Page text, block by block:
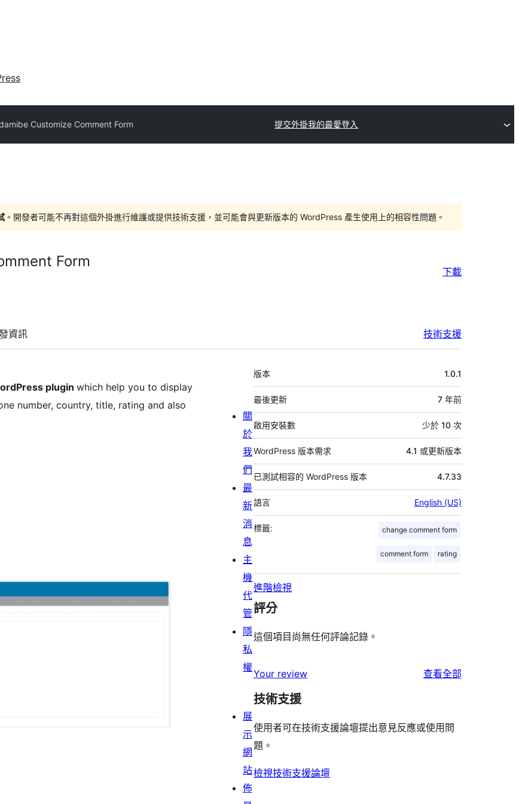
Customize Comment Form 提交外掛我的最愛登入
。開發者可能不再對這個外掛進行維護或提供技術支援，並可能會與更新版本的 WordPress 產生使用上的相容性問題。
Form
下載
資訊 技術支援
plugin which help you to display
number, country, title, rating and also
中
繼
資
料
版本 1.0.1
最後更新 7 年前
啟用安裝數 少於 10 次
WordPress 版本需求 4.1 或更新版本
已測試相容的 WordPress 版本 4.7.33
語言 English (US)
標籤: change comment form
comment form rating
進階檢視
評分
這個項目尚無任何評論記錄。
Your review 查看全部
技術支援
使用者可在技術支援論壇提出意見反應或使用問
題。
檢視技術支援論壇
關
於
我
們
最
新
消
息
主
機
代
管
隱
私
權
展
示
網
站
佈